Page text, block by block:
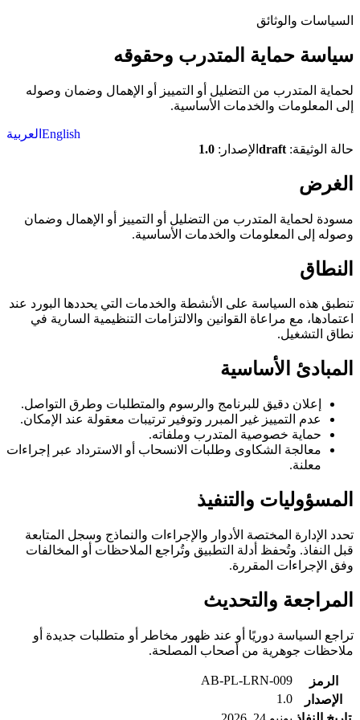
السياسات والوثائق
سياسة حماية المتدرب وحقوقه
لحماية المتدرب من التضليل أو التمييز أو الإهمال وضمان وصوله
إلى المعلومات والخدمات الأساسية.
العربية English
حالة الوثيقة: draft الإصدار: 1.0
الغرض
مسودة لحماية المتدرب من التضليل أو التمييز أو الإهمال وضمان
وصوله إلى المعلومات والخدمات الأساسية.
النطاق
تنطبق هذه السياسة على الأنشطة والخدمات التي يحددها البورد عند
اعتمادها، مع مراعاة القوانين والالتزامات التنظيمية السارية في
نطاق التشغيل.
المبادئ الأساسية
إعلان دقيق للبرنامج والرسوم والمتطلبات وطرق التواصل.
عدم التمييز غير المبرر وتوفير ترتيبات معقولة عند الإمكان.
حماية خصوصية المتدرب وملفاته.
معالجة الشكاوى وطلبات الانسحاب أو الاسترداد عبر إجراءات
معلنة.
المسؤوليات والتنفيذ
تحدد الإدارة المختصة الأدوار والإجراءات والنماذج وسجل المتابعة
قبل النفاذ. وتُحفظ أدلة التطبيق وتُراجع الملاحظات أو المخالفات
وفق الإجراءات المقررة.
المراجعة والتحديث
تراجع السياسة دوريًا أو عند ظهور مخاطر أو متطلبات جديدة أو
ملاحظات جوهرية من أصحاب المصلحة.
الرمز
AB-PL-LRN-009
الإصدار
1.0